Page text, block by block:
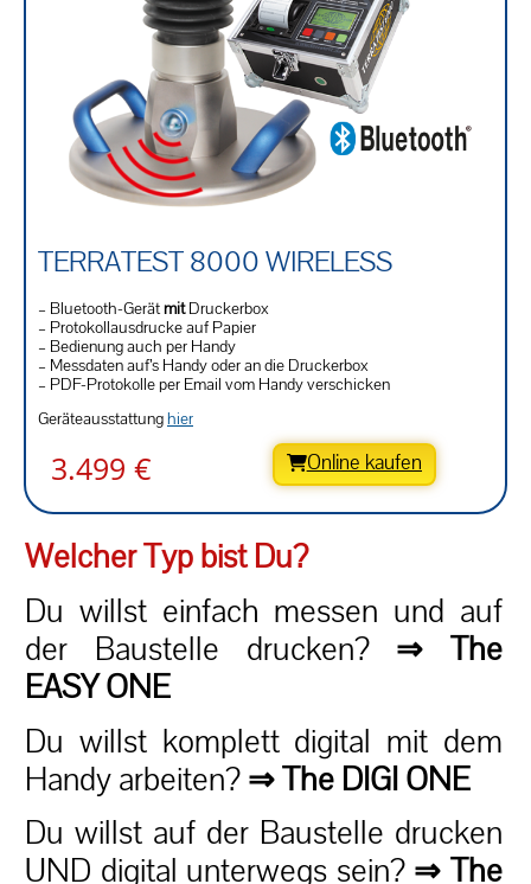
TERRATEST 8000 WIRELESS
– Bluetooth-GerätmitDruckerbox
– Protokollausdrucke auf Papier
– Bedienung auch per Handy
– Messdaten auf’s Handy oder an die Druckerbox
– PDF-Protokolle per Email vom Handy verschicken
Geräteausstattunghier
3.499 € Online kaufen
Welcher Typ bist Du?
Du willst einfach messen und auf
der Baustelle drucken?⇒ The
EASY ONE
Du willst komplett digital mit dem
Handy arbeiten? ⇒ The DIGI ONE
Du willst auf der Baustelle drucken
UND digital unterwegs sein?⇒ The